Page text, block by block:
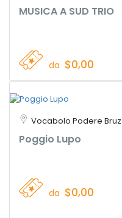
MUSICA A SUD TRIO
da $0,00
Vocabolo Podere
Poggio Lupo
da $0,00